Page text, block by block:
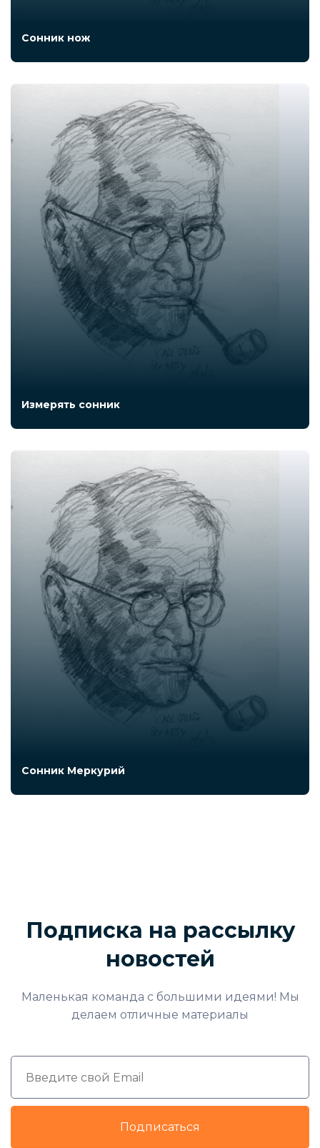
Сонник нож
Измерять сонник
Сонник Меркурий
Подписка на рассылку
новостей
Маленькая команда с большими идеями! Мы
делаем отличные материалы
Подписаться